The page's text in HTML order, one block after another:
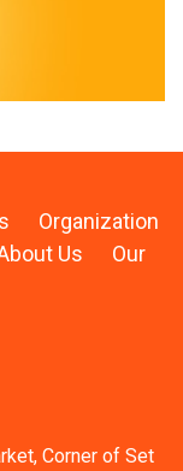
Organization
Us
Our
Corner of Set